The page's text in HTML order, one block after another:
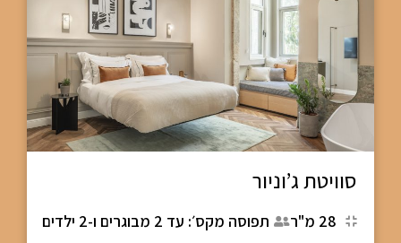
סוויטת ג’וניור
28 מ"ר תפוסה מקס׳: עד 2 מבוגרים ו-2 ילדים